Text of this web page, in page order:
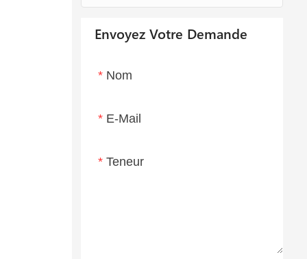
Envoyez Votre Demande
Nom
E-Mail
Teneur